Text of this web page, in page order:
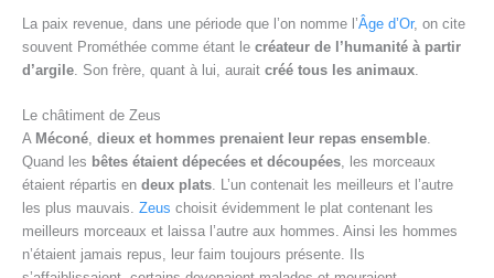
La paix revenue, dans une période que l’on nomme l’Âge d’Or, on cite
souvent Prométhée comme étant le créateur de l’humanité à partir
d’argile . Son frère, quant à lui, aurait créé tous les animaux
Le châtiment de Zeus
A Méconé, dieux et hommes prenaient leur repas ensemble.
Quand les bêtes étaient dépecées et découpées, les morceaux
étaient répartis en deux plats. L’un contenait les meilleurs et l’autre
les plus mauvais. Zeus choisit évidemment le plat contenant les
meilleurs morceaux et laissa l’autre aux hommes. Ainsi les hommes
n’étaient jamais repus, leur faim toujours présente. Ils